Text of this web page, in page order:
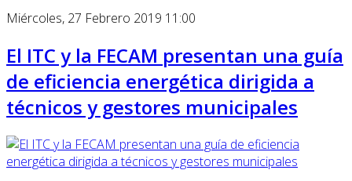
Miércoles, 27 Febrero 2019 11:00
El ITC y la FECAM presentan una guía
de eficiencia energética dirigida a
técnicos y gestores municipales